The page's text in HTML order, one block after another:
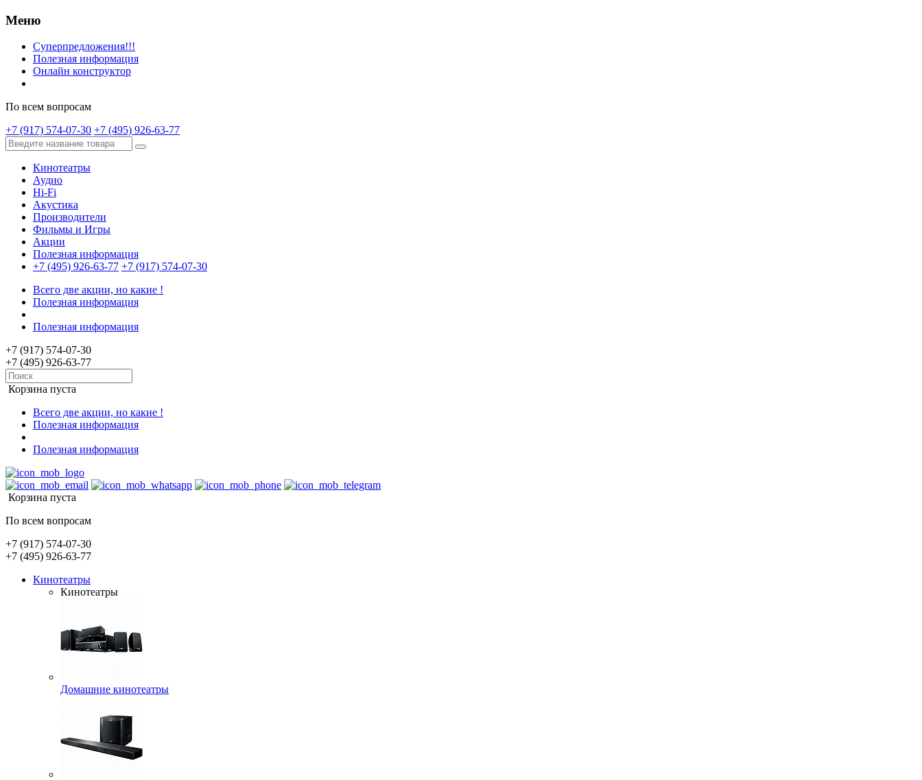
Меню
Суперпредложения!!!
Полезная информация
Онлайн конструктор
По всем вопросам
+7 (917) 574-07-30 +7 (495) 926-63-77
Кинотеатры
Аудио
Hi-Fi
Акустика
Производители
Фильмы и Игры
Акции
Полезная информация
+7 (495) 926-63-77 +7 (917) 574-07-30
Всего две акции, но какие !
Полезная информация
Полезная информация
+7 (917) 574-07-30
+7 (495) 926-63-77
Корзина пуста
Всего две акции, но какие !
Полезная информация
Полезная информация
Корзина пуста
По всем вопросам
+7 (917) 574-07-30
+7 (495) 926-63-77
Кинотеатры
Кинотеатры
Домашние кинотеатры